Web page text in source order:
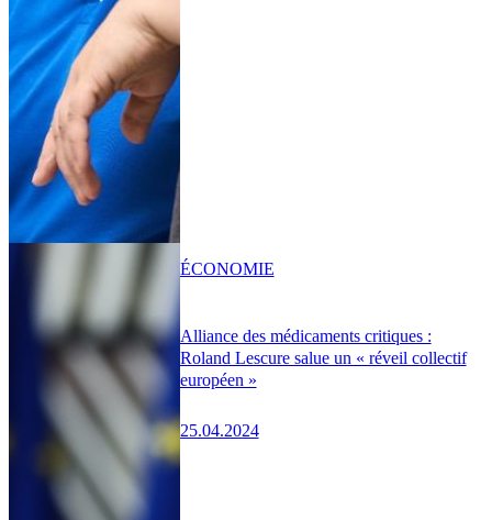
Alliance des médicaments critiques :
Roland Lescure salue un « réveil collectif
européen »
25.04.2024
ÉCONOMIE